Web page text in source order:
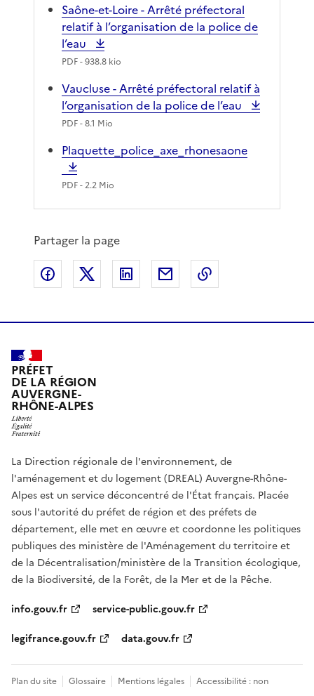
Saône-et-Loire - Arrêté préfectoral
relatif à l’organisation de la police de
l’eau
PDF- 938.8 kio
Vaucluse - Arrêté préfectoral relatif à
l’organisation de la police de l’eau
PDF- 8.1 Mio
Plaquette_police_axe_rhonesaone
PDF- 2.2 Mio
Partager la page
Partager sur Facebook
Partager sur XPartager sur LinkedIn
Partager par email
PRÉFET
DE LA RÉGION
AUVERGNE-
RHÔNE-ALPES
La Direction régionale de l'environnement, de
l'aménagement et du logement (DREAL) Auvergne-Rhône-
Alpes est un service déconcentré de l'État français. Placée
sous l'autorité du préfet de région et des préfets de
département, elle met en œuvre et coordonne les politiques
publiques des ministère de l'Aménagement du territoire et
de la Décentralisation/ministère de la Transition écologique,
de la Biodiversité, de la Forêt, de la Mer et de la Pêche.
info.gouv.fr
service-public.gouv.fr
legifrance.gouv.fr
data.gouv.fr
Plan du site Glossaire Mentions légales Accessibilité : non